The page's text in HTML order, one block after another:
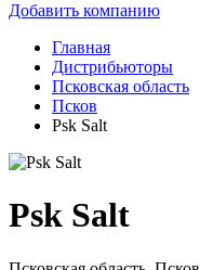
Добавить компанию
Главная
Дистрибьюторы
Псковская область
Псков
Psk Salt
Psk Salt